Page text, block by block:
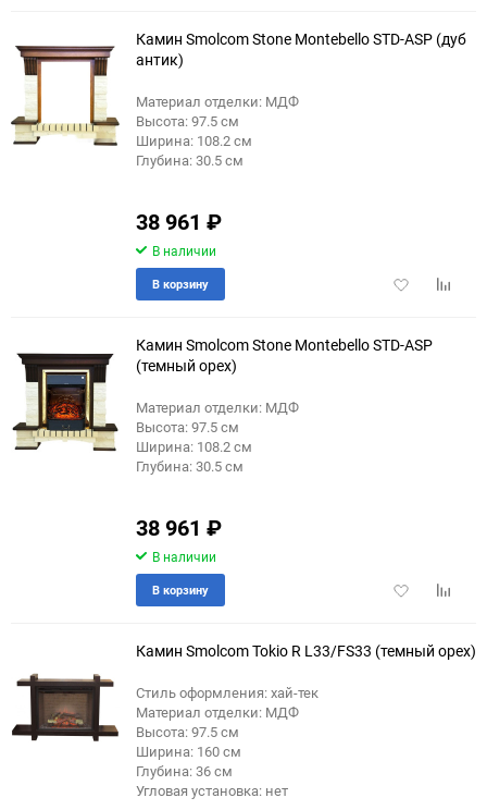
Камин Smolcom Stone Montebello STD-ASP (дуб
антик)
Материал отделки: МДФ
Высота: 97.5 см
Ширина: 108.2 см
Глубина: 30.5 см
38 961 ₽
В наличии
Добавить
В корзину
Камин Smolcom Stone Montebello STD-ASP
(темный орех)
Материал отделки: МДФ
Высота: 97.5 см
Ширина: 108.2 см
Глубина: 30.5 см
38 961 ₽
В наличии
Добавить
В корзину
Камин Smolcom Tokio R L33/FS33 (темный орех)
Стиль оформления: хай-тек
Материал отделки: МДФ
Высота: 97.5 см
Ширина: 160 см
Глубина: 36 см
Угловая установка: нет